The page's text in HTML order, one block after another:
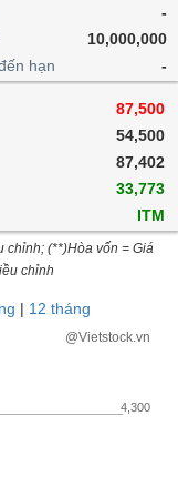
-
10,000,000
hạn
-
87,500
54,500
87,402
33,773
ITM
chỉnh; (**)Hòa vốn = Giá
chỉnh
| 12 tháng
@Vietstock.vn
4,300